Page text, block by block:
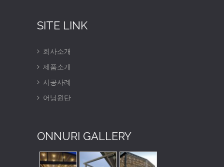
SITE LINK
회사소개
제품소개
시공사례
어닝원단
ONNURI GALLERY